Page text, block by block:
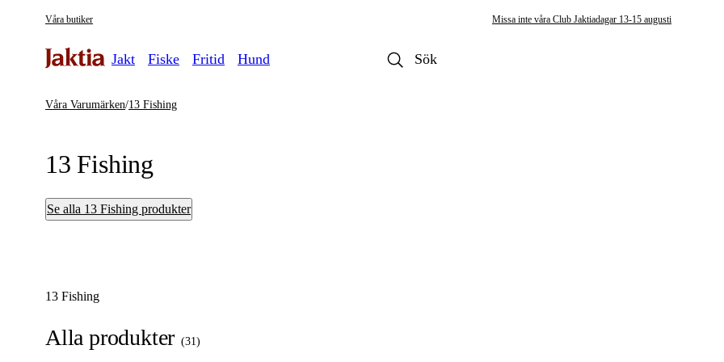
Våra butiker Missa inte våra Club Jaktiadagar 13-15 augusti
Jakt Fiske Fritid Hund
Våra Varumärken/13 Fishing
13 Fishing
Se alla 13 Fishing produkter
13 Fishing
Alla produkter (31)